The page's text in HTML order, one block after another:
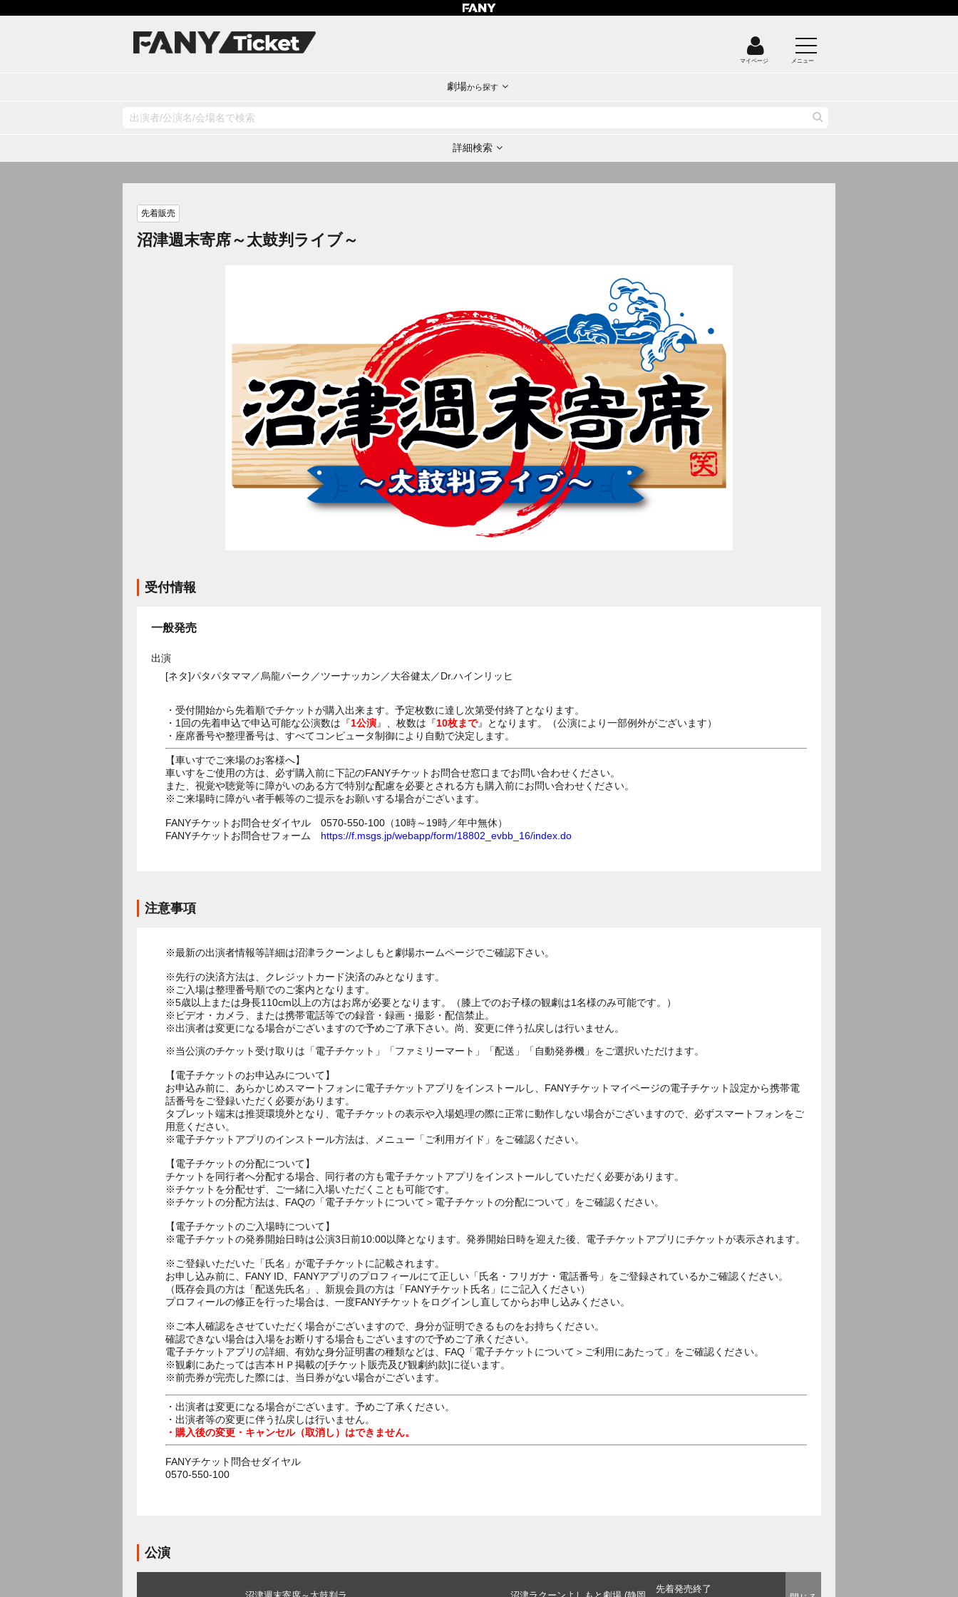
マイページ メニュー
劇場から探す
詳細検索
先着販売
沼津週末寄席～太鼓判ライブ～
受付情報
一般発売
出演
[ネタ]パタパタママ／烏龍パーク／ツーナッカン／大谷健太／Dr.ハインリッヒ
・受付開始から先着順でチケットが購入出来ます。予定枚数に達し次第受付終了となります。
・1回の先着申込で申込可能な公演数は『1公演』、枚数は『10枚まで』となります。（公演により一部例外がございます）
・座席番号や整理番号は、すべてコンピュータ制御により自動で決定します。
【車いすでご来場のお客様へ】
車いすをご使用の方は、必ず購入前に下記のFANYチケットお問合せ窓口までお問い合わせください。
また、視覚や聴覚等に障がいのある方で特別な配慮を必要とされる方も購入前にお問い合わせください。
※ご来場時に障がい者手帳等のご提示をお願いする場合がございます。
FANYチケットお問合せダイヤル 0570-550-100（10時～19時／年中無休）
FANYチケットお問合せフォーム https://f.msgs.jp/webapp/form/18802_evbb_16/index.do
注意事項
※最新の出演者情報等詳細は沼津ラクーンよしもと劇場ホームページでご確認下さい。
※先行の決済方法は、クレジットカード決済のみとなります。
※ご入場は整理番号順でのご案内となります。
※5歳以上または身長110cm以上の方はお席が必要となります。（膝上でのお子様の観劇は1名様のみ可能です。）
※ビデオ・カメラ、または携帯電話等での録音・録画・撮影・配信禁止。
※当公演のチケット受け取りは「電子チケット」「ファミリーマート」「配送」「自動発券機」をご選択いただけます。
【電子チケットのお申込みについて】
お申込み前に、あらかじめスマートフォンに電子チケットアプリをインストールし、FANYチケットマイページの電子チケット設定から携帯電
話番号をご登録いただく必要があります。
タブレット端末は推奨環境外となり、電子チケットの表示や入場処理の際に正常に動作しない場合がございますので、必ずスマートフォンをご
用意ください。
※電子チケットアプリのインストール方法は、メニュー「ご利用ガイド」をご確認ください。
【電子チケットの分配について】
チケットを同行者へ分配する場合、同行者の方も電子チケットアプリをインストールしていただく必要があります。
※チケットを分配せず、ご一緒に入場いただくことも可能です。
※チケットの分配方法は、FAQの「電子チケットについて＞電子チケットの分配について」をご確認ください。
【電子チケットのご入場時について】
※電子チケットの発券開始日時は公演3日前10:00以降となります。発券開始日時を迎えた後、電子チケットアプリにチケットが表示されます。
※ご登録いただいた「氏名」が電子チケットに記載されます。
お申し込み前に、FANY ID、FANYアプリのプロフィールにて正しい「氏名・フリガナ・電話番号」をご登録されているかご確認ください。
（既存会員の方は「配送先氏名」、新規会員の方は「FANYチケット氏名」にご記入ください）
プロフィールの修正を行った場合は、一度FANYチケットをログインし直してからお申し込みください。
※ご本人確認をさせていただく場合がございますので、身分が証明できるものをお持ちください。
確認できない場合は入場をお断りする場合もございますので予めご了承ください。
電子チケットアプリの詳細、有効な身分証明書の種類などは、FAQ「電子チケットについて＞ご利用にあたって」をご確認ください。
※観劇にあたっては吉本ＨＰ掲載の[チケット販売及び観劇約款]に従います。
※前売券が完売した際には、当日券がない場合がございます。
・出演者は変更になる場合がございます。予めご了承ください。
・出演者等の変更に伴う払戻しは行いません。
・購入後の変更・キャンセル（取消し）はできません。
FANYチケット問合せダイヤル
0570-550-100
公演
先着発売終了